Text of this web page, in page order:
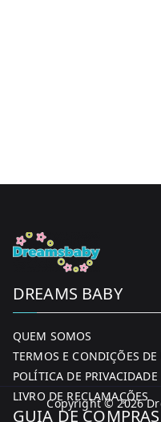
DREAMS BABY
QUEM SOMOS
TERMOS E CONDIÇÕES DE
POLÍTICA DE PRIVACIDADE
LIVRO DE RECLAMAÇÕES
GUIA DE COMPRAS
Copyright © 2026